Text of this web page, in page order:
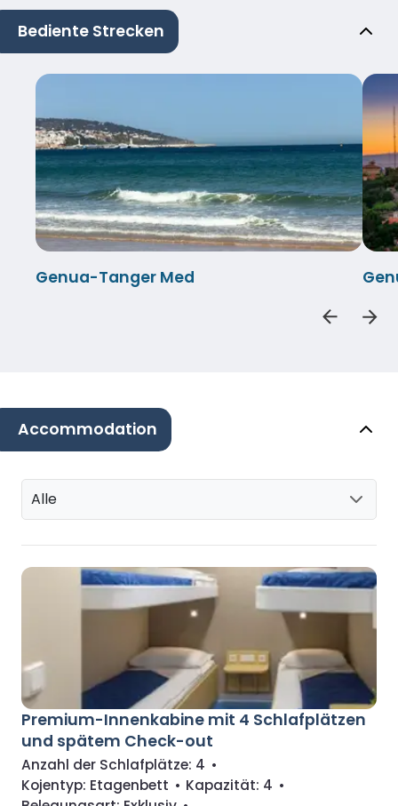
Bediente Strecken
Genua-Tanger Med
Accommodation
Alle
Premium-Innenkabine mit 4 Schlafplätzen
und spätem Check-out
Anzahl der Schlafplätze: 4 •
Kojentyp: Etagenbett • Kapazität: 4 •